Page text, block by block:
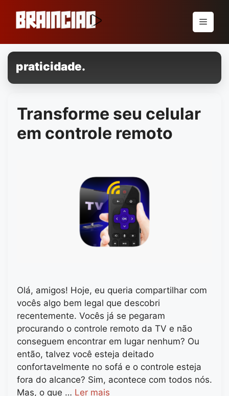
conteúdo
Menu
praticidade.
Transforme seu celular
em controle remoto
Olá, amigos! Hoje, eu queria compartilhar com
vocês algo bem legal que descobri
recentemente. Vocês já se pegaram
procurando o controle remoto da TV e não
conseguem encontrar em lugar nenhum? Ou
então, talvez você esteja deitado
confortavelmente no sofá e o controle esteja
fora do alcance? Sim, acontece com todos nós.
Mas, o que … Ler mais